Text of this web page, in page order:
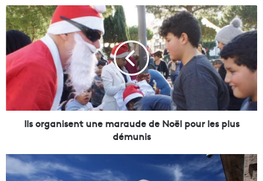
I
l
s
r
g
a
i
t
u
Ils organisent une maraude de Noël pour les plus
démunis
L
e